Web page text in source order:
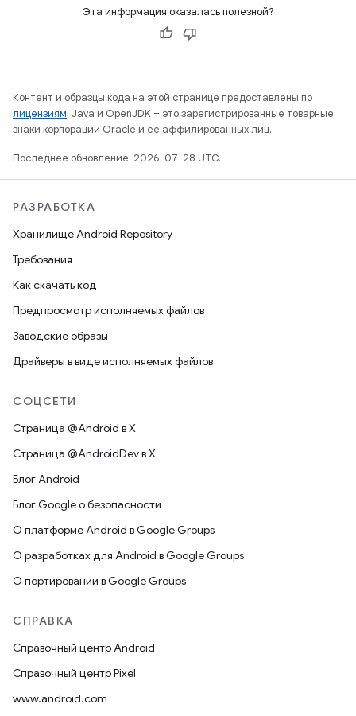
Эта информация оказалась полезной?
Контент и образцы кода на этой странице предоставлены по
лицензиям. Java и OpenJDK – это зарегистрированные товарные
знаки корпорации Oracle и ее аффилированных лиц.
Последнее обновление: 2026-07-28 UTC.
РАЗРАБОТКА
Хранилище Android Repository
Требования
Как скачать код
Предпросмотр исполняемых файлов
Заводские образы
Драйверы в виде исполняемых файлов
СОЦСЕТИ
Страница @Android в X
Страница @AndroidDev в X
Блог Android
Блог Google о безопасности
О платформе Android в Google Groups
О разработках для Android в Google Groups
О портировании в Google Groups
СПРАВКА
Справочный центр Android
Справочный центр Pixel
www.android.com